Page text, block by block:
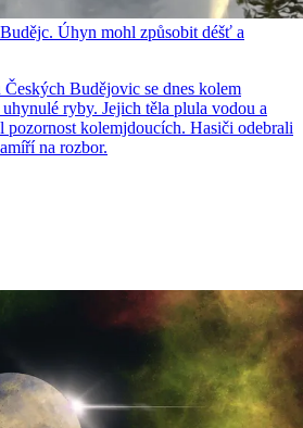
Úhyn mohl způsobit déšť a
Budějovic se dnes kolem
ryby. Jejich těla plula vodou a
kolemjdoucích. Hasiči odebrali
na rozbor.